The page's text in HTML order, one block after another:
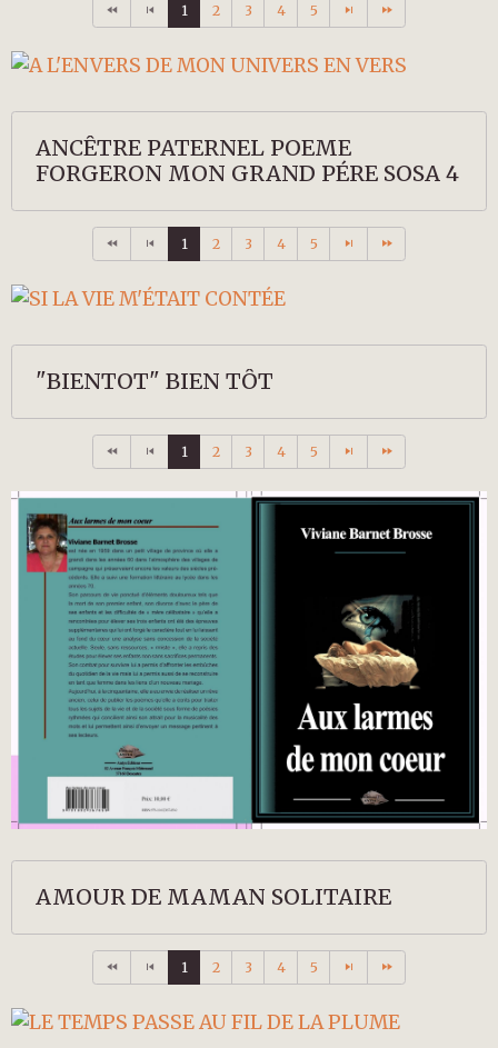
1 2 3 4 5
ANCÊTRE PATERNEL POEME
FORGERON MON GRAND PÉRE SOSA 4
1 2 3 4 5
"BIENTOT" BIEN TÔT
1 2 3 4 5
AMOUR DE MAMAN SOLITAIRE
1 2 3 4 5